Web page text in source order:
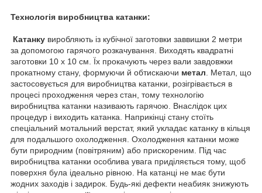
Технологія виробництва катанки:
Катанку виробляють із кубічної заготовки заввишки 2 метри
за допомогою гарячого розкачування. Виходять квадратні
заготовки 10 х 10 см. Їх прокачують через вали завдовжки
прокатному стану, формуючи й обтискаючи метал . Метал, що
застосовується для виробництва катанки, розігрівається в
процесі проходження через стан, тому технологію
виробництва катанки називають гарячою. Внаслідок цих
процедур і виходить катанка. Наприкінці стану стоїть
спеціальний мотальний верстат, який укладає катанку в кільця
для подальшого охолодження. Охолодження катанки може
бути природним (повітряним) або прискореним. Під час
виробництва катанки особлива увага приділяється тому, щоб
поверхня була ідеально рівною. На катанці не має бути
жодних заходів і задирок. Будь-які дефекти неабияк знижують